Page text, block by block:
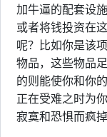
加牛逼的配套设
或者将钱投资在
呢？比如你是该
物品，这些物品
的则能使你和你
正在受难之时为
寂寞和恐惧而疯掉